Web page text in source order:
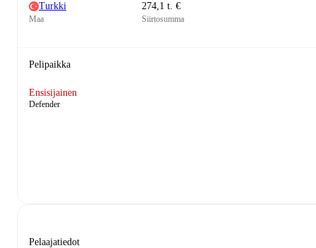
Turkki
Maa
274,1 t. €
Siirtosumma
Pelipaikka
Ensisijainen
Defender
Pelaajatiedot